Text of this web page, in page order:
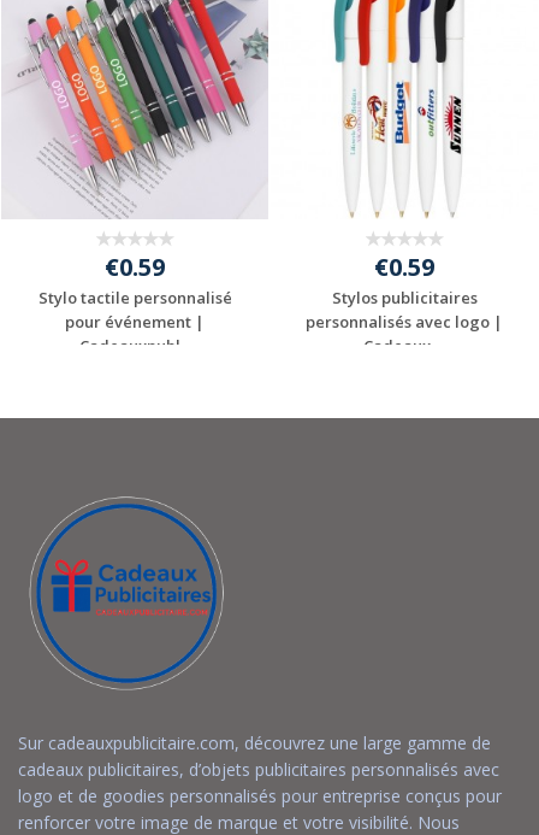
€0.59
Stylo tactile personnalisé
pour événement |
Cadeauxpubl...
€0.59
Stylos publicitaires
personnalisés avec logo |
Cadeaux ...
Sur cadeauxpublicitaire.com, découvrez une large gamme de
cadeaux publicitaires, d’objets publicitaires personnalisés avec
logo et de goodies personnalisés pour entreprise conçus pour
renforcer votre image de marque et votre visibilité. Nous